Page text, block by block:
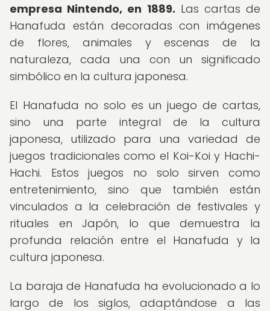
empresa Nintendo, en 1889. Las cartas de
Hanafuda están decoradas con imágenes
de flores, animales y escenas de la
naturaleza, cada una con un significado
simbólico en la cultura japonesa.
El Hanafuda no solo es un juego de cartas,
sino una parte integral de la cultura
japonesa, utilizado para una variedad de
juegos tradicionales como el Koi-Koi y Hachi-
Hachi. Estos juegos no solo sirven como
entretenimiento, sino que también están
vinculados a la celebración de festivales y
rituales en Japón, lo que demuestra la
profunda relación entre el Hanafuda y la
cultura japonesa.
La baraja de Hanafuda ha evolucionado a lo
largo de los siglos, adaptándose a las